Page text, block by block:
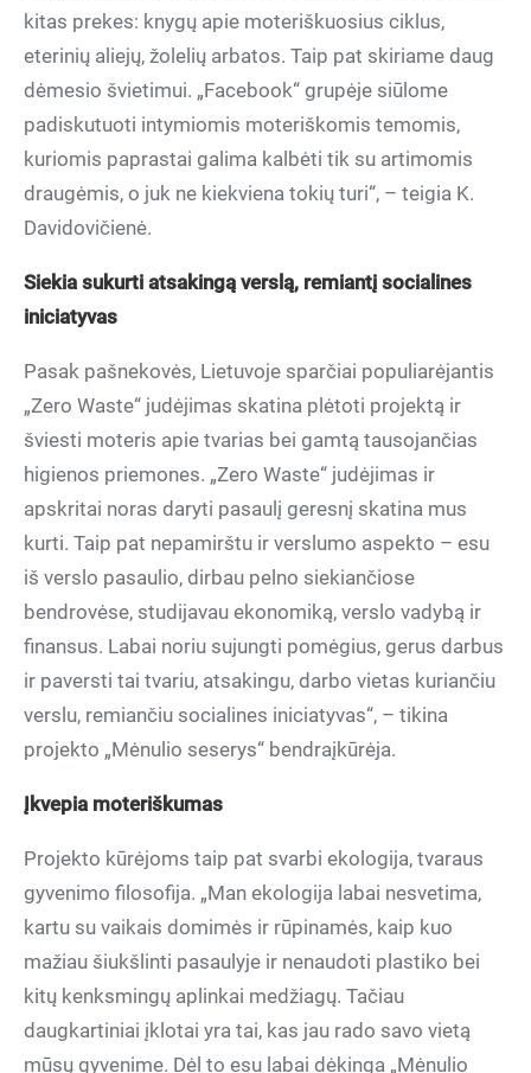
kitas prekes: knygų apie moteriškuosius ciklus,
eterinių aliejų, žolelių arbatos. Taip pat skiriame daug
dėmesio švietimui. „Facebook“ grupėje siūlome
padiskutuoti intymiomis moteriškomis temomis,
kuriomis paprastai galima kalbėti tik su artimomis
draugėmis, o juk ne kiekviena tokių turi“, – teigia K.
Davidovičienė.
Siekia sukurti atsakingą verslą, remiantį socialines
iniciatyvas
Pasak pašnekovės, Lietuvoje sparčiai populiarėjantis
„Zero Waste“ judėjimas skatina plėtoti projektą ir
šviesti moteris apie tvarias bei gamtą tausojančias
higienos priemones. „Zero Waste“ judėjimas ir
apskritai noras daryti pasaulį geresnį skatina mus
kurti. Taip pat nepamirštu ir verslumo aspekto – esu
iš verslo pasaulio, dirbau pelno siekiančiose
bendrovėse, studijavau ekonomiką, verslo vadybą ir
finansus. Labai noriu sujungti pomėgius, gerus darbus
ir paversti tai tvariu, atsakingu, darbo vietas kuriančiu
verslu, remiančiu socialines iniciatyvas“, – tikina
projekto „Mėnulio seserys“ bendraįkūrėja.
Įkvepia moteriškumas
Projekto kūrėjoms taip pat svarbi ekologija, tvaraus
gyvenimo filosofija. „Man ekologija labai nesvetima,
kartu su vaikais domimės ir rūpinamės, kaip kuo
mažiau šiukšlinti pasaulyje ir nenaudoti plastiko bei
kitų kenksmingų aplinkai medžiagų. Tačiau
daugkartiniai įklotai yra tai, kas jau rado savo vietą
mūsų gyvenime. Dėl to esu labai dėkinga „Mėnulio